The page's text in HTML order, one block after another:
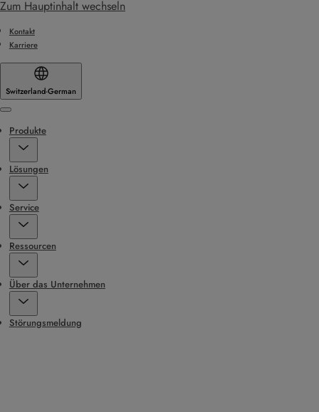
Zum Hauptinhalt wechseln
Kontakt
Karriere
Switzerland·German
Menu
Produkte
Lösungen
Service
Ressourcen
Über das Unternehmen
Störungsmeldung